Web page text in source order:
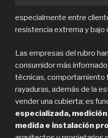
especialmente entre
resistencia extrema y bajo
Las empresas del rubro
consumidor más
técnicas, comportamiento
rayaduras, además de la
vender una cubierta; es
especializada,
medida e instalación